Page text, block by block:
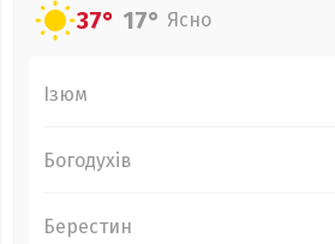
37° 17° Ясно
Ізюм
Богодухів
Берестин